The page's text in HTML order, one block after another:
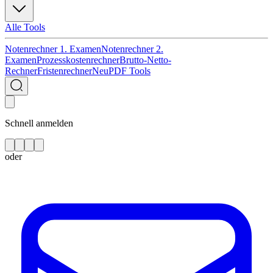
Alle Tools
Notenrechner 1. ExamenNotenrechner 2.
ExamenProzesskostenrechnerBrutto-Netto-
RechnerFristenrechnerNeuPDF Tools
Schnell anmelden
oder